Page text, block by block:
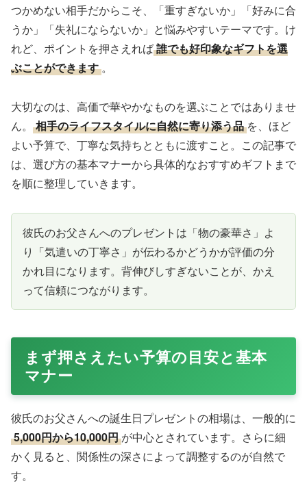
つかめない相手だからこそ、「重すぎないか」「好みに合
うか」「失礼にならないか」と悩みやすいテーマです。け
れど、ポイントを押さえれば誰でも好印象なギフトを選
ぶことができます 。
大切なのは、高価で華やかなものを選ぶことではありませ
ん。
相手のライフスタイルに自然に寄り添う品 を、ほど
よい予算で、丁寧な気持ちとともに渡すこと。この記事で
は、選び方の基本マナーから具体的なおすすめギフトまで
を順に整理していきます。
彼氏のお父さんへのプレゼントは「物の豪華さ」よ
り「気遣いの丁寧さ」が伝わるかどうかが評価の分
かれ目になります。背伸びしすぎないことが、かえ
って信頼につながります。
まず押さえたい予算の目安と基本
マナー
彼氏のお父さんへの誕生日プレゼントの相場は、一般的に
5,000円から10,000円 が中心とされています。さらに細
かく見ると、関係性の深さによって調整するのが自然で
す。